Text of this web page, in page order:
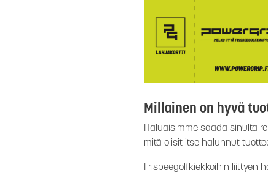
Millainen on hyvä
Haluaisimme saada sinulta
mitä olisit itse halunnut
Frisbeegolfkiekkoihin liittyen